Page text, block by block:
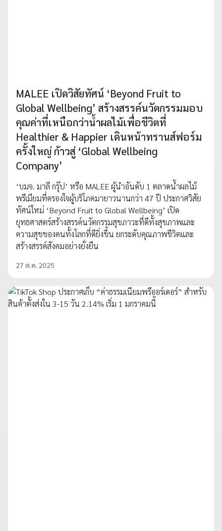
MALEE เปิดวิสัยทัศน์ ‘Beyond Fruit to
Global Wellbeing’ สร้างสรรค์นวัตกรรมมอบ
คุณค่าที่เหนือกว่าน้ำผลไม้เพื่อชีวิตที่
Healthier & Happier เดินหน้าทรานส์ฟอร์ม
ครั้งใหญ่ ก้าวสู่ ‘Global Wellbeing
Company’
‘บมจ. มาลี กรุ๊ป’ หรือ MALEE ผู้นำอันดับ 1 ตลาดน้ำผลไม้
พรีเมียมที่ครองใจผู้บริโภคมายาวนานกว่า 47 ปี ประกาศวิสัย
ทัศน์ใหม่ ‘Beyond Fruit to Global Wellbeing’ เปิด
ยุทธศาสตร์สร้างสรรค์นวัตกรรมสุขภาวะที่ดีทั้งสุขภาพและ
ความสุขของคนทั้งโลกที่ดียิ่งขึ้น ยกระดับคุณภาพชีวิตและ
สร้างสรรค์สังคมอย่างยั่งยืน
27 ต.ค. 2025